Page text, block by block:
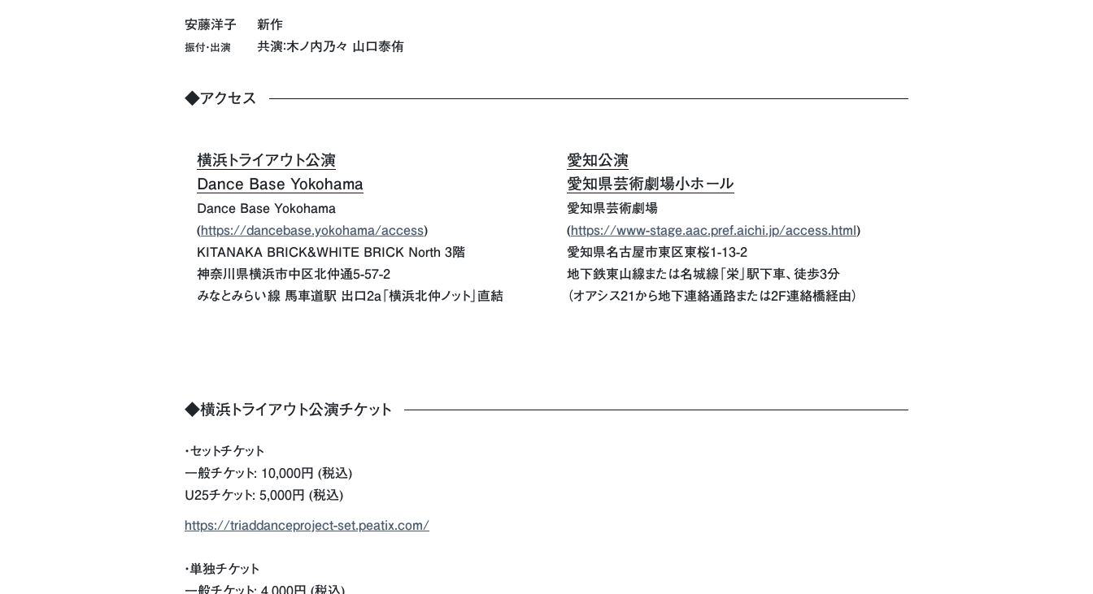
安藤洋子
振付・出演
新作
共演：木ノ内乃々 山口泰侑
◆アクセス
横浜トライアウト公演
Dance Base Yokohama
Dance Base Yokohama
(https://dancebase.yokohama/access)
KITANAKA BRICK&WHITE BRICK North 3階
神奈川県横浜市中区北仲通5-57-2
みなとみらい線 馬車道駅 出口2a「横浜北仲ノット」直結
愛知公演
愛知県芸術劇場小ホール
愛知県芸術劇場
(https://www-stage.aac.pref.aichi.jp/access.html)
愛知県名古屋市東区東桜1-13-2
地下鉄東山線または名城線「栄」駅下車、徒歩3分
（オアシス21から地下連絡通路または2F連絡橋経由）
◆横浜トライアウト公演チケット
・セットチケット
一般チケット: 10,000円 (税込)
U25チケット: 5,000円 (税込)
https://triaddanceproject-set.peatix.com/
・単独チケット
一般チケット: 4,000円 (税込)